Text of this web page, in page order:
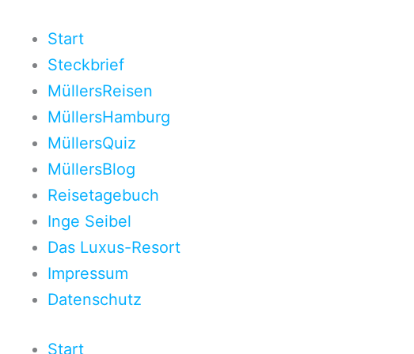
Inhalt
springen
Start
Steckbrief
MüllersReisen
MüllersHamburg
MüllersQuiz
MüllersBlog
Reisetagebuch
Inge Seibel
Das Luxus-Resort
Impressum
Datenschutz
Start